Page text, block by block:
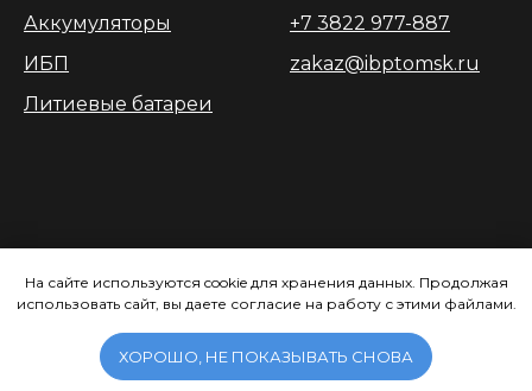
На сайте используются cookie для хранения данных. Продолжая
использовать сайт, вы даете согласие на работу с этими файлами.
ХОРОШО, НЕ ПОКАЗЫВАТЬ СНОВА
Аккумуляторы
ИБП
Литиевые батареи
+7 3822 977-887
zakaz@ibptomsk.ru
сайте носит ознакомительный характер
и ни при каких условиях не является
публичной офертой, определяемой
положениями Статьи 437.